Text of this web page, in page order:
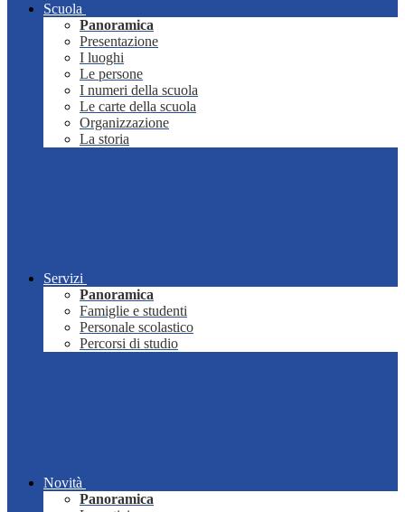
Scuola
Panoramica
Presentazione
I luoghi
Le persone
I numeri della scuola
Le carte della scuola
Organizzazione
La storia
Servizi
Panoramica
Famiglie e studenti
Personale scolastico
Percorsi di studio
Novità
Panoramica